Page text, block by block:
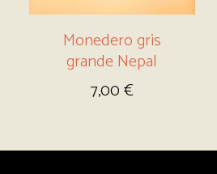
Monedero gris
grande Nepal
7,00€